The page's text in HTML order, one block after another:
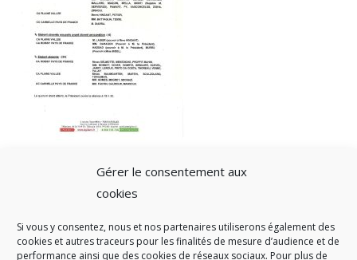
Gérer le consentement aux
cookies
Si vous y consentez, nous et nos partenaires utiliserons également des
cookies et autres traceurs pour les finalités de mesure d’audience et de
performance ainsi que des cookies de réseaux sociaux. Pour plus de
A SAVOIR